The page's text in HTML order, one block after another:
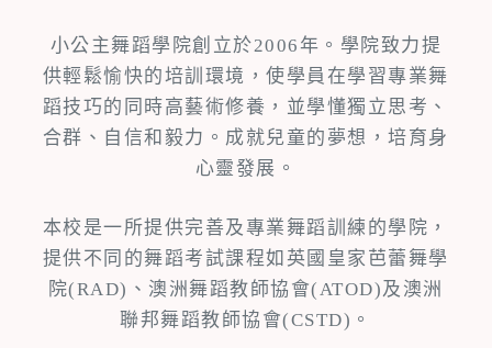
小公主舞蹈學院創立於2006年。學院致力提
供輕鬆愉快的培訓環境，使學員在學習專業舞
蹈技巧的同時高藝術修養，並學懂獨立思考、
合群、自信和毅力。成就兒童的夢想，培育身
心靈發展。
本校是一所提供完善及專業舞蹈訓練的學院，
提供不同的舞蹈考試課程如英國皇家芭蕾舞學
院(RAD)、澳洲舞蹈教師協會(ATOD)及澳洲
聯邦舞蹈教師協會(CSTD)。